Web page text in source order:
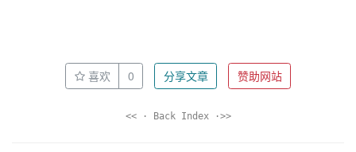
喜欢 0 分享文章 赞助网站
<< · Back Index ·>>